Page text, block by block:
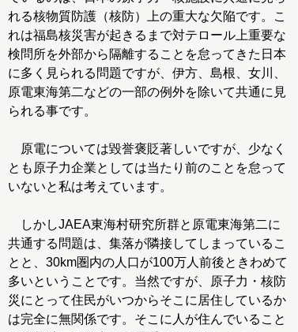
れる核物質防護（核防）上の重大な欠陥です。こ
れは福島核災害が起きるまで対テロール上重要な
検問所を外部から隔離することを怠ってきた日本
に多く見られる問題ですが、伊方、島根、女川、
原電東海第二などの一部の例外を除いて共通に見
られる事です。
原電については毀誉褒貶著しいですが、少なく
とも原子力企業としては当たり前のことを怠って
いないと私は考えています。
しかしJAEA東海村研究所群と原電東海第二に
共通する問題は、集落が隣接してしまっているこ
とと、30km圏内の人口が100万人前後ときわめて
多いということです。当然ですが、原子力・核防
災にとって住民がいつからそこに居住しているか
は完全に無関係です。そこに人が住んでいること